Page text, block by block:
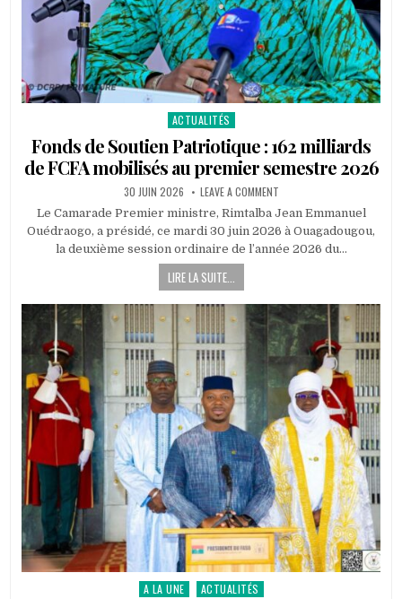
Posted
in
ACTUALITÉS
Fonds de Soutien Patriotique : 162 milliards
de FCFA mobilisés au premier semestre 2026
PUBLISHED
DATE:
30 JUIN 2026 LEAVE A COMMENTON
DE
SOUTIEN
PATRIOTIQUE
:
162
AU
PREMIER
SEMESTRE
2026
Le Camarade Premier ministre, Rimtalba Jean Emmanuel
Ouédraogo, a présidé, ce mardi 30 juin 2026 à Ouagadougou,
la deuxième session ordinaire de l’année 2026 du…
LIRE LA SUITE...
Posted
A LA UNE ACTUALITÉS